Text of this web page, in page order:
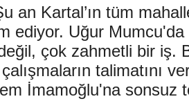
Kartal’ın tüm
ediyor. Uğur
çok zahmetli bir iş.
talimatını
İmamoğlu'na sonsuz